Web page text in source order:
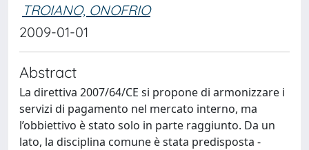
TROIANO, ONOFRIO
2009-01-01
Abstract
La direttiva 2007/64/CE si propone di armonizzare i
servizi di pagamento nel mercato interno, ma
l’obbiettivo è stato solo in parte raggiunto. Da un
lato, la disciplina comune è stata predisposta -